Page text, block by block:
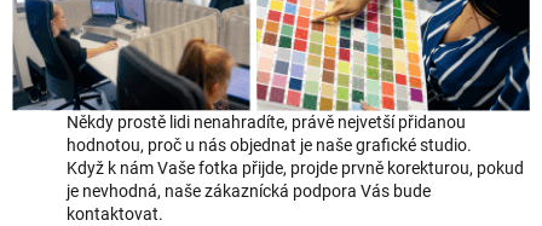
Někdy prostě lidi nenahradíte, právě nejvetší přidanou
hodnotou, proč u nás objednat je naše grafické studio.
Když k nám Vaše fotka přijde, projde prvně korekturou, pokud
je nevhodná, naše zákaznícká podpora Vás bude
kontaktovat.